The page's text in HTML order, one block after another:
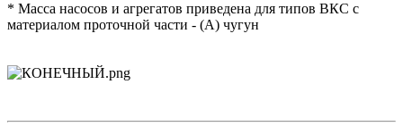
* Масса насосов и агрегатов приведена для типов ВКС с
материалом проточной части - (А) чугун